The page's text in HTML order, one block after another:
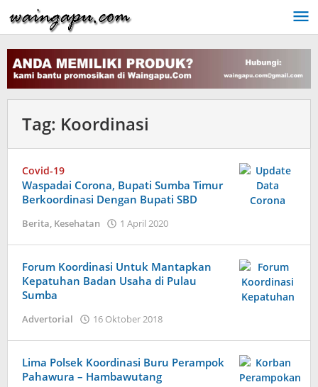
ke
konten
Tag: Koordinasi
Covid-19
Waspadai Corona, Bupati Sumba Timur
Berkoordinasi Dengan Bupati SBD
Berita, Kesehatan 1 April 2020
Forum Koordinasi Untuk Mantapkan
Kepatuhan Badan Usaha di Pulau
Sumba
Advertorial 16 Oktober 2018
Lima Polsek Koordinasi Buru Perampok
Pahawura – Hambawutang